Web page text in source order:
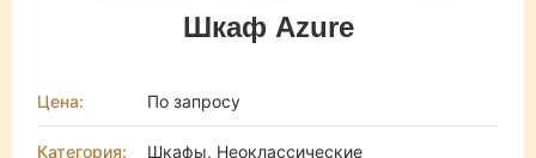
Шкаф Azure
Цена: По запросу
Категория: Шкафы, Неоклассические